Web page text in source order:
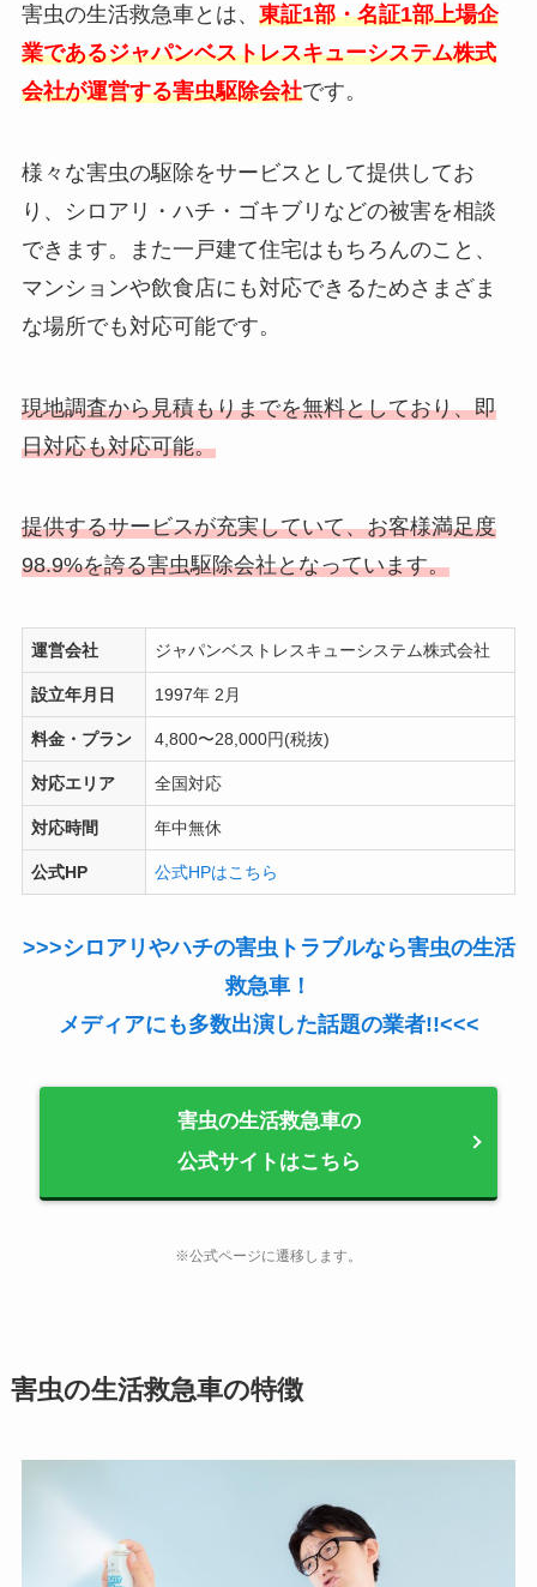
害虫の生活救急車とは、 東証1部・名証1部上場企
業であるジャパンベストレスキューシステム株式
会社が運営する害虫駆除会社です。
様々な害虫の駆除をサービスとして提供してお
り、シロアリ・ハチ・ゴキブリなどの被害を相談
できます。また一戸建て住宅はもちろんのこと、
マンションや飲食店にも対応できるためさまざま
な場所でも対応可能です。
現地調査から見積もりまでを無料としており、即
日対応も対応可能。
提供するサービスが充実していて、お客様満足度
98.9%を誇る害虫駆除会社となっています。
運営会社 ジャパンベストレスキューシステム株式会社
設立年月日 1997年 2月
料金・プラン 4,800〜28,000円(税抜)
対応エリア 全国対応
対応時間 年中無休
公式HP 公式HPはこちら
>>>シロアリやハチの害虫トラブルなら害虫の生活
救急車！
メディアにも多数出演した話題の業者!!<<<
害虫の生活救急車の
公式サイトはこちら
※公式ページに遷移します。
害虫の生活救急車の特徴